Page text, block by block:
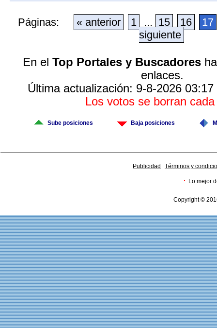
Páginas: « anterior 1 ... 15 16
17
siguiente
En el Top Portales y Buscadores
enlaces.
Última actualización: 9-8-2026
Los votos se borran
Sube posiciones Baja posiciones
Publicidad Términos y
· Lo mejor
Copyright ©